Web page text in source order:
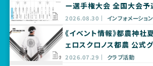
ー選手権大会 全国大会予
2026.08.30 インフォメーション
《イベント情報》都農神社
ェロスクロノス都農 公式
プ出店のお知らせ
2026.07.29 クラブ活動